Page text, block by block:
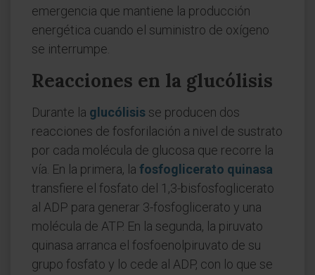
emergencia que mantiene la producción
energética cuando el suministro de oxígeno
se interrumpe.
Reacciones en la glucólisis
Durante la glucólisis se producen dos
reacciones de fosforilación a nivel de sustrato
por cada molécula de glucosa que recorre la
vía. En la primera, la fosfoglicerato quinasa
transfiere el fosfato del 1,3-bisfosfoglicerato
al ADP para generar 3-fosfoglicerato y una
molécula de ATP. En la segunda, la piruvato
quinasa arranca el fosfoenolpiruvato de su
grupo fosfato y lo cede al ADP, con lo que se